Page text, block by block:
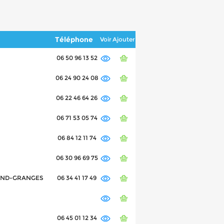
Téléphone VoirAjouter
06 50 96 13 52
06 24 90 24 08
06 22 46 64 26
06 71 53 05 74
06 84 12 11 74
06 30 96 69 75
GRANGES 06 34 41 17 49
06 45 01 12 34